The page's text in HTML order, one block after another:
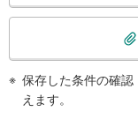
検
保存した条件の確
えます。